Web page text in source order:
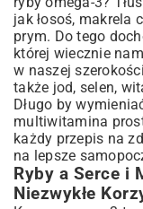
Przygotowywaniu
Ich Unikać?
Podsumowanie:
Stole – Smacznie i
jak łosoś, makrela
prym. Do tego
której wiecznie
w naszej
także jod, selen,
Długo by
multiwitamina
każdy przepis na
na lepsze
Ryby a Serce i
Niezwykłe